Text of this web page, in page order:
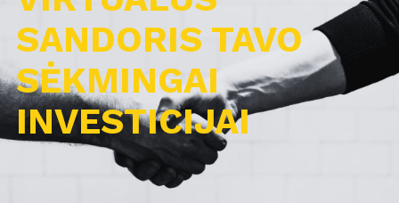
SANDORIS TAVO
SĖKMINGAI
INVESTICIJAI